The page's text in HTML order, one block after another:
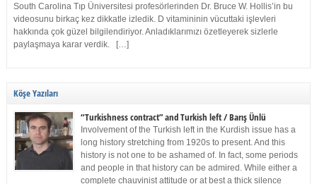
South Carolina Tıp Üniversitesi profesörlerinden Dr. Bruce W. Hollis’in bu
videosunu birkaç kez dikkatle izledik. D vitamininin vücuttaki işlevleri
hakkında çok güzel bilgilendiriyor. Anladıklarımızı özetleyerek sizlerle
paylaşmaya karar verdik. […]
Köşe Yazıları
“Turkishness contract” and Turkish left / Barış Ünlü
Involvement of the Turkish left in the Kurdish issue has a
long history stretching from 1920s to present. And this
history is not one to be ashamed of. In fact, some periods
and people in that history can be admired. While either a
complete chauvinist attitude or at best a thick silence